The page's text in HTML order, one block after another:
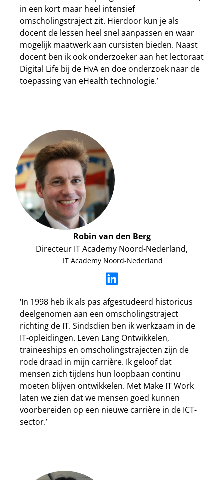
in een kort maar heel intensief
omscholingstraject zit. Hierdoor kun je als
docent de lessen heel snel aanpassen en waar
mogelijk maatwerk aan cursisten bieden. Naast
docent ben ik ook onderzoeker aan het lectoraat
Digital Life bij de HvA en doe onderzoek naar de
toepassing van eHealth technologie.’
Robin van den Berg
Directeur IT Academy Noord-Nederland,
IT Academy Noord-Nederland
‘In 1998 heb ik als pas afgestudeerd historicus
deelgenomen aan een omscholingstraject
richting de IT. Sindsdien ben ik werkzaam in de
IT-opleidingen. Leven Lang Ontwikkelen,
traineeships en omscholingstrajecten zijn de
rode draad in mijn carrière. Ik geloof dat
mensen zich tijdens hun loopbaan continu
moeten blijven ontwikkelen. Met Make IT Work
laten we zien dat we mensen goed kunnen
voorbereiden op een nieuwe carrière in de ICT-
sector.’